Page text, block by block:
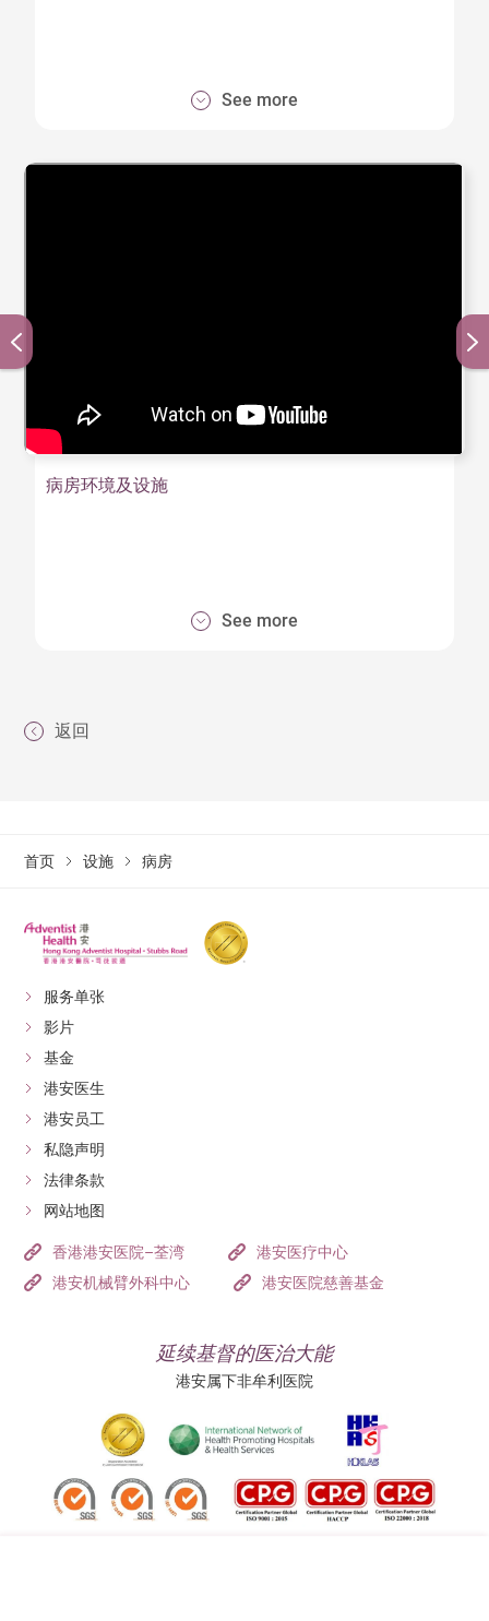
See more
病房环境及设施
See more
返回
首页 设施 病房
服务单张
影片
基金
港安医生
港安员工
私隐声明
法律条款
网站地图
香港港安医院–荃湾
港安医疗中心
港安机械臂外科中心
港安医院慈善基金
延续基督的医治大能
港安属下非牟利医院